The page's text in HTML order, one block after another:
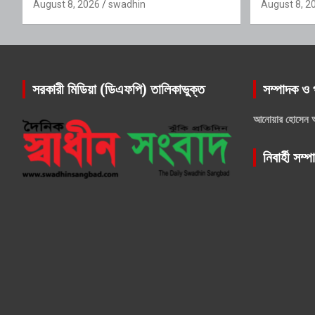
August 8, 2026 swadhin August 8,
সরকারী মিডিয়া (ডিএফপি) তালিকাভুক্ত সম্পাদক ও
আনোয়ার হোসেন
নিবার্হী